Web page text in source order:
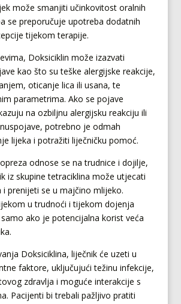
može smanjiti učinkovitost oralnih
se preporučuje upotreba dodatnih
tijekom terapije.
Doksiciklin može izazvati
kao što su teške alergijske reakcije,
oticanje lica ili usana, te
parametrima. Ako se pojave
na ozbiljnu alergijsku reakciju ili
potrebno je odmah
lijeka i potražiti liječničku pomoć.
odnose se na trudnice i dojilje,
iz skupine tetraciklina može utjecati
prenijeti se u majčino mlijeko.
u trudnoći i tijekom dojenja
ako je potencijalna korist veća
Doksiciklina, liječnik će uzeti u
faktore, uključujući težinu infekcije,
zdravlja i moguće interakcije s
Pacijenti bi trebali pažljivo pratiti